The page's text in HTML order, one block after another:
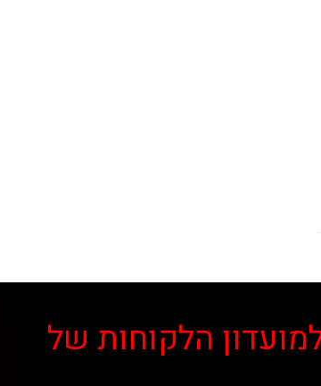
הלקוחות של